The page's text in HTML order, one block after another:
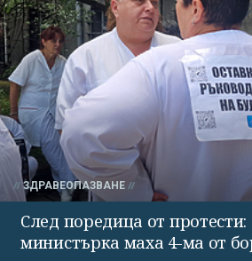
ЗДРАВЕОПАЗВАНЕ
След поредица от протести:
министърка маха 4-ма от